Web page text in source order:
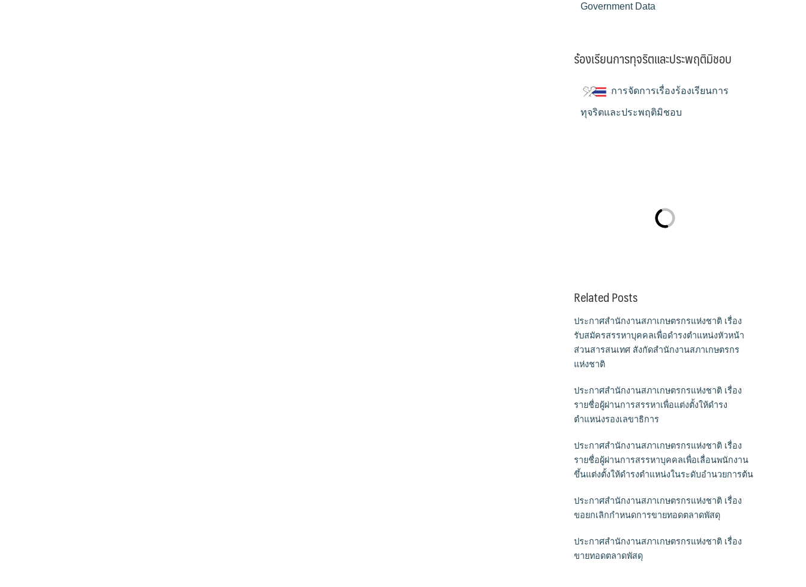
Government Data
ร้องเรียนการทุจริตและประพฤติมิชอบ
การจัดการเรื่องร้องเรียนการ
ทุจริตและประพฤติมิชอบ
Related Posts
ประกาศสำนักงานสภาเกษตรกรแห่งชาติ เรื่อง
รับสมัครสรรหาบุคคลเพื่อดำรงตำแหน่งหัวหน้า
ส่วนสารสนเทศ สังกัดสำนักงานสภาเกษตรกร
แห่งชาติ
ประกาศสำนักงานสภาเกษตรกรแห่งชาติ เรื่อง
รายชื่อผู้ผ่านการสรรหาเพื่อแต่งตั้งให้ดำรง
ตำแหน่งรองเลขาธิการ
ประกาศสำนักงานสภาเกษตรกรแห่งชาติ เรื่อง
รายชื่อผู้ผ่านการสรรหาบุคคลเพื่อเลื่อนพนักงาน
ขึ้นแต่งตั้งให้ดำรงตำแหน่งในระดับอำนวยการต้น
ประกาศสำนักงานสภาเกษตรกรแห่งชาติ เรื่อง
ขอยกเลิกกำหนดการขายทอดตลาดพัสดุ
ประกาศสำนักงานสภาเกษตรกรแห่งชาติ เรื่อง
ขายทอดตลาดพัสดุ